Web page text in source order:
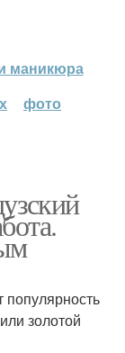
маникюра
фото
популярность
золотой